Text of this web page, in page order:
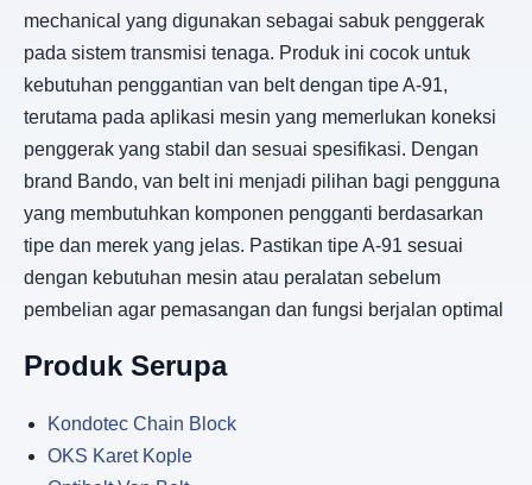
mechanical yang digunakan sebagai sabuk penggerak
pada sistem transmisi tenaga. Produk ini cocok untuk
kebutuhan penggantian van belt dengan tipe A-91,
terutama pada aplikasi mesin yang memerlukan koneksi
penggerak yang stabil dan sesuai spesifikasi. Dengan
brand Bando, van belt ini menjadi pilihan bagi pengguna
yang membutuhkan komponen pengganti berdasarkan
tipe dan merek yang jelas. Pastikan tipe A-91 sesuai
dengan kebutuhan mesin atau peralatan sebelum
pembelian agar pemasangan dan fungsi berjalan optimal
Produk Serupa
Kondotec Chain Block
OKS Karet Kople